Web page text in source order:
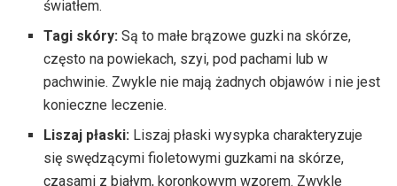
światłem.
Tagi skóry: Są to małe brązowe guzki na skórze,
często na powiekach, szyi, pod pachami lub w
pachwinie. Zwykle nie mają żadnych objawów i nie jest
konieczne leczenie.
Liszaj płaski: Liszaj płaski wysypka charakteryzuje
się swędzącymi fioletowymi guzkami na skórze,
czasami z białym, koronkowym wzorem. Zwykle